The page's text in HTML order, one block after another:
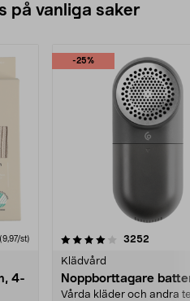
på vanliga saker
(9,97/st)
4-
-25%
3252
Klädvård
Noppborttagare
Vårda kläder och andra
4.5av 5 stjärnor